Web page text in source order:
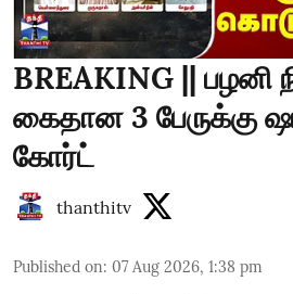
BREAKING || பழனி
கைதான 3 பேருக்கு
கோர்ட்
thanthitv
Published on: 07 Aug 2026, 1:38 pm